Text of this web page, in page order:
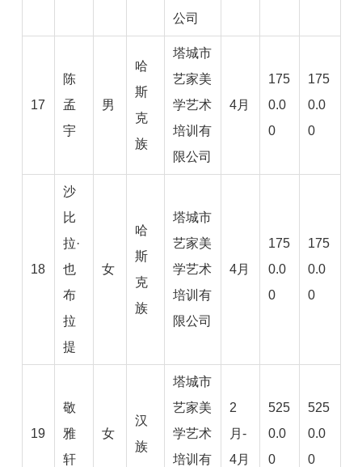
公司
17
陈
孟
宇
男
哈
斯
克
族
塔城市
艺家美
学艺术
培训有
限公司
4月
175
0.0
0
175
0.0
0
18
沙
比
拉·
也
布
拉
提
女
哈
斯
克
族
塔城市
艺家美
学艺术
培训有
限公司
4月
175
0.0
0
175
0.0
0
19
敬
雅
轩
女
汉
族
塔城市
艺家美
学艺术
培训有
2
月-
4月
525
0.0
0
525
0.0
0